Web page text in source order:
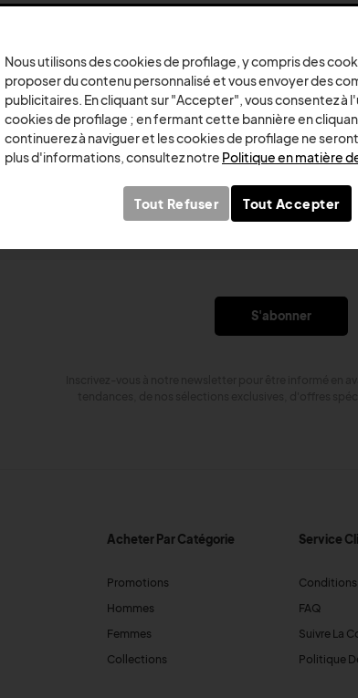
Ne manquez
S'abonner
Acheter Par Catégorie
Promotions
Hommes
Femmes
Collections
Service
FAQ
Suivre La
Politique
Nous utilisons des cookies de profilage, y compris des
proposer du contenu personnalisé et vous envoyer des
publicitaires. En cliquant sur "Accepter", vous consentez à
cookies de profilage ; en fermant cette bannière en
continuerez à naviguer et les cookies de profilage ne
plus d'informations, consultez notre Politique en matière
Tout Refuser Tout Accepter